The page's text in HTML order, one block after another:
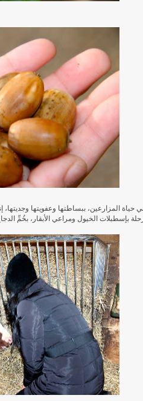
حياة المزارعين، ببساطتها وعفويتها
بإسطبلات الخيول ومراعي الأبقار، بخُمِّ